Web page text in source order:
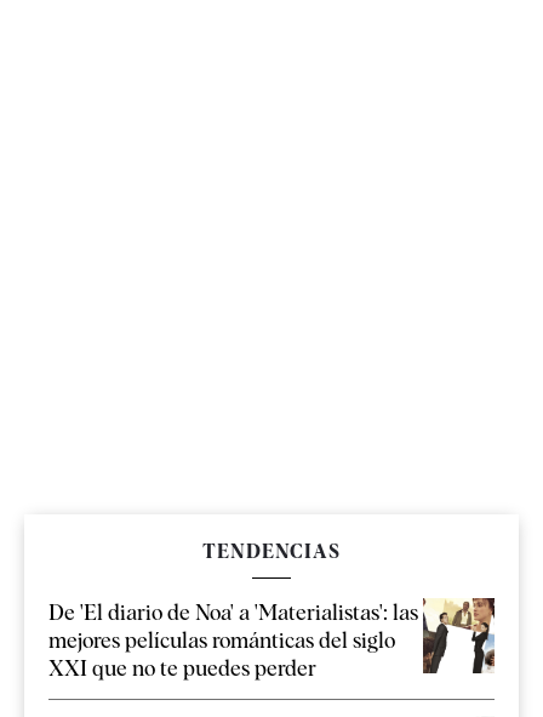
TENDENCIAS
De 'El diario de Noa' a 'Materialistas': las
mejores películas románticas del siglo
XXI que no te puedes perder